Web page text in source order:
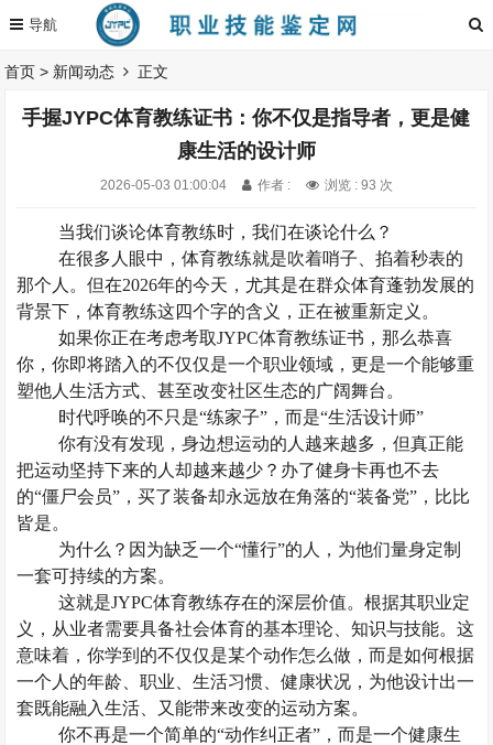
首页 > 新闻动态 正文
手握JYPC体育教练证书：你不仅是指导者，更是健
康生活的设计师
2026-05-03 01:00:04 作者 : 浏览 : 93 次
当我们谈论体育教练时，我们在谈论什么？
在很多人眼中，体育教练就是吹着哨子、掐着秒表的
那个人。但在2026年的今天，尤其是在群众体育蓬勃发展的
背景下，体育教练这四个字的含义，正在被重新定义。
如果你正在考虑考取JYPC体育教练证书，那么恭喜
你，你即将踏入的不仅仅是一个职业领域，更是一个能够重
塑他人生活方式、甚至改变社区生态的广阔舞台。
时代呼唤的不只是“练家子”，而是“生活设计师”
你有没有发现，身边想运动的人越来越多，但真正能
把运动坚持下来的人却越来越少？办了健身卡再也不去
的“僵尸会员”，买了装备却永远放在角落的“装备党”，比比
皆是。
为什么？因为缺乏一个“懂行”的人，为他们量身定制
一套可持续的方案。
这就是JYPC体育教练存在的深层价值。根据其职业定
义，从业者需要具备社会体育的基本理论、知识与技能。这
意味着，你学到的不仅仅是某个动作怎么做，而是如何根据
一个人的年龄、职业、生活习惯、健康状况，为他设计出一
套既能融入生活、又能带来改变的运动方案。
你不再是一个简单的“动作纠正者”，而是一个健康生